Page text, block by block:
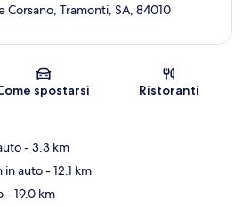
Mappa
Corsano, Tramonti, SA, 84010
spostarsi Ristoranti
- 3.3 km
in auto- 12.1 km
- 19.0 km